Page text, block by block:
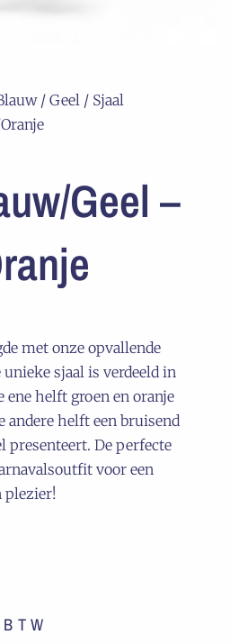
/ Geel / Sjaal
Geel –
met onze opvallende
unieke sjaal is verdeeld in
ene helft groen en oranje
andere helft een bruisend
presenteert. De perfecte
voor een
plezier!